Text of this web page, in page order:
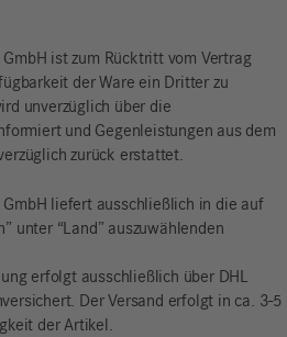
ist zum Rücktritt vom Vertrag
der Ware ein Dritter zu
unverzüglich über die
und Gegenleistungen aus dem
zurück erstattet.
liefert ausschließlich in die auf
unter “Land” auszuwählenden
erfolgt ausschließlich über DHL
Der Versand erfolgt in ca. 3-5
der Artikel.